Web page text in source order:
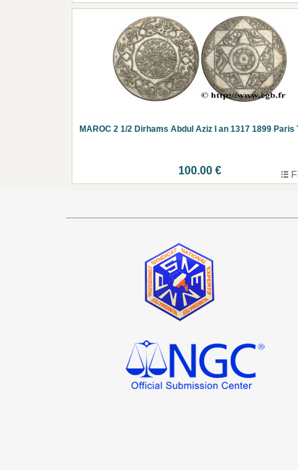
MAROC 2 1/2 Dirhams Abdul Aziz I an 1317 1899 Paris
100.00 €